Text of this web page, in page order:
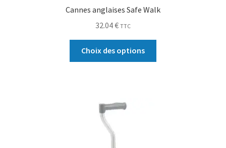
Cannes anglaises Safe Walk
32.04€ TTC
Choix des options